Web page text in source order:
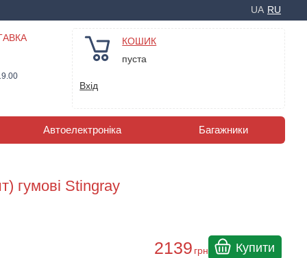
UA RU
КОШИК
пуста
Вхід
Автоелектроніка Багажники
гумові Stingray
2139 грн Купити